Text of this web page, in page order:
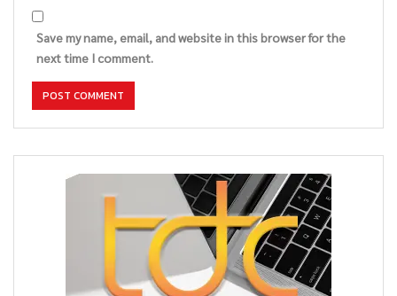
Save my name, email, and website in this browser for the
next time I comment.